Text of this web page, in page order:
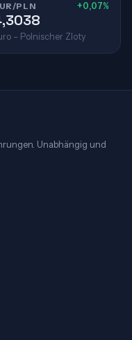
PLN +0,07%
– Polnischer Zloty
Unabhängig und